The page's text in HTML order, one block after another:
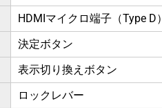
HDMIマイクロ端子（Type D）
決定ボタン
表示切り換えボタン
ロックレバー